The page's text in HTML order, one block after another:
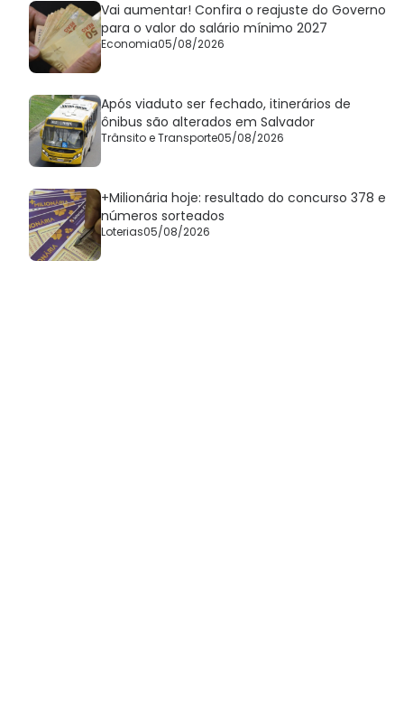
Vai aumentar! Confira o reajuste do Governo
para o valor do salário mínimo 2027
Economia05/08/2026
Após viaduto ser fechado, itinerários de
ônibus são alterados em Salvador
Trânsito e Transporte05/08/2026
+Milionária hoje: resultado do concurso 378 e
números sorteados
Loterias05/08/2026